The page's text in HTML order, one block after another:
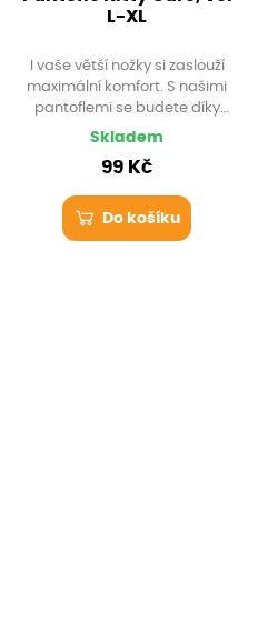
L-XL
I vaše větší nožky si zaslouží
maximální komfort. S našimi
pantoflemi se budete díky
příjemnému materiálu cítit
a pohlcují pot. Čistota spojená
s elegancí.
Skladem
99 Kč
Do košíku